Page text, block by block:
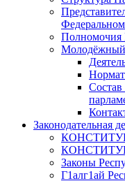
Полномочия
Молодёжный
Законодательная
Законы
Г1алг1ай